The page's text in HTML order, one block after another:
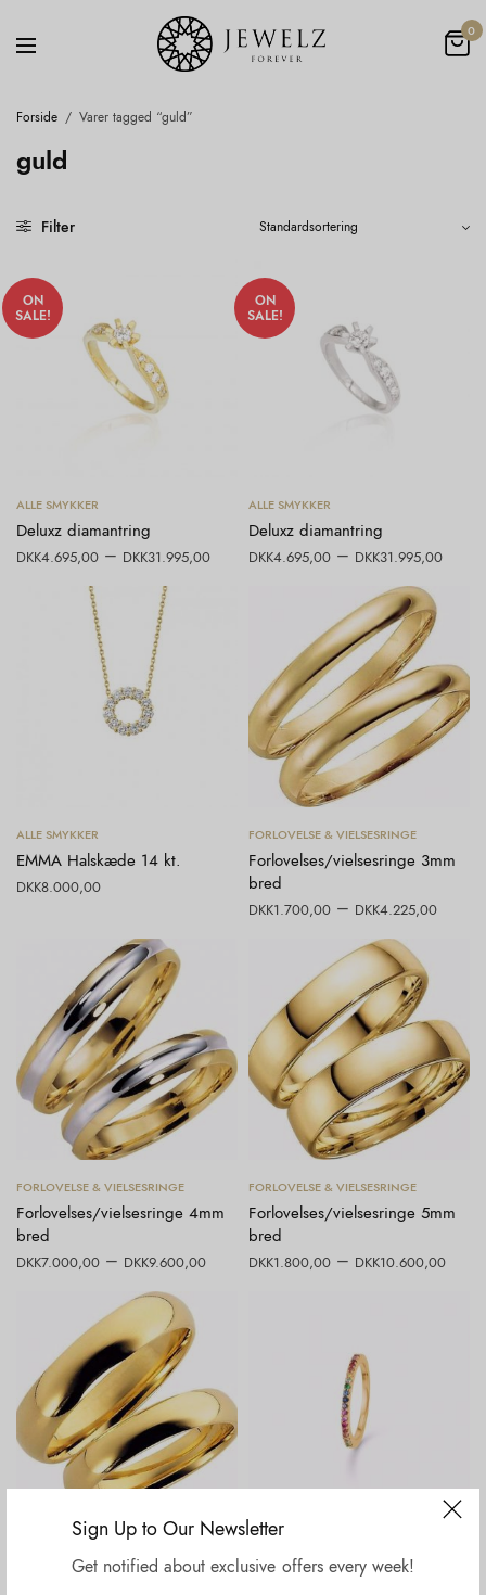
Sign Up to Our Newsletter
Get notified about exclusive offers every week!
0
Forside / Varer tagged “guld”
guld
Filter
ON
SALE!
Vælg muligheder
ALLE SMYKKER
Deluxz diamantring
DKK4.695,00 – DKK31.995,00
ON
SALE!
Vælg muligheder
ALLE SMYKKER
Deluxz diamantring
DKK4.695,00 – DKK31.995,00
Tilføj til kurv
ALLE SMYKKER
EMMA Halskæde 14 kt.
DKK8.000,00
Vælg muligheder
FORLOVELSE & VIELSESRINGE
Forlovelses/vielsesringe 3mm
bred
DKK1.700,00 – DKK4.225,00
Vælg muligheder
FORLOVELSE & VIELSESRINGE
Forlovelses/vielsesringe 4mm
bred
DKK7.000,00 – DKK9.600,00
Vælg muligheder
FORLOVELSE & VIELSESRINGE
Forlovelses/vielsesringe 5mm
bred
DKK1.800,00 – DKK10.600,00
Vælg muligheder
FORLOVELSE & VIELSESRINGE
Forlovelses/vielsesringe 5mm
ALLE SMYKKER
Guld alliance ring med safir,